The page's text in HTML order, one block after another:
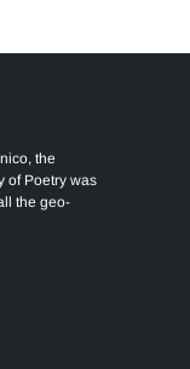
the
of Poetry was
the geo-